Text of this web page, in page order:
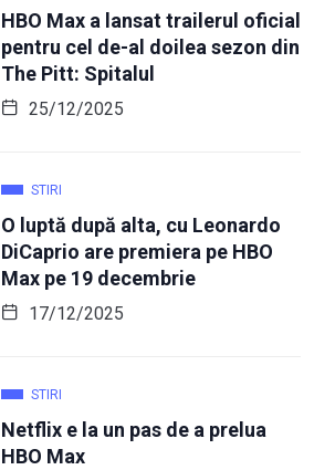
HBO Max a lansat trailerul oficial
pentru cel de-al doilea sezon din
The Pitt: Spitalul
25/12/2025
STIRI
O luptă după alta, cu Leonardo
DiCaprio are premiera pe HBO
Max pe 19 decembrie
17/12/2025
STIRI
Netflix e la un pas de a prelua
HBO Max